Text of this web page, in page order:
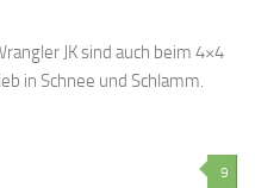
JK sind auch beim 4×4
in Schnee und Schlamm.
9